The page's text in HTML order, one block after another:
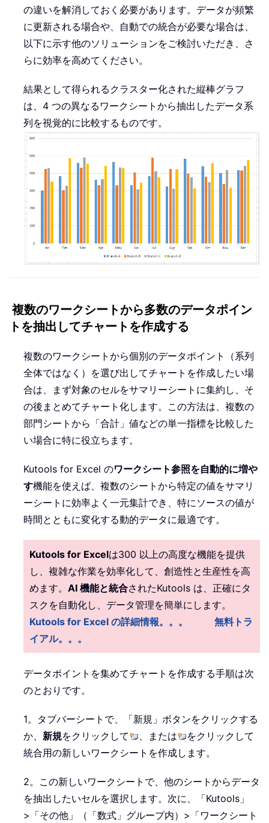
の違いを解消しておく必要があります。データが頻繁
に更新される場合や、自動での統合が必要な場合は、
以下に示す他のソリューションをご検討いただき、さ
らに効率を高めてください。
結果として得られるクラスター化された縦棒グラフ
は、4 つの異なるワークシートから抽出したデータ系
列を視覚的に比較するものです。
複数のワークシートから多数のデータポイン
トを抽出してチャートを作成する
複数のワークシートから個別のデータポイント（系列
全体ではなく）を選び出してチャートを作成したい場
合は、まず対象のセルをサマリーシートに集約し、そ
の後まとめてチャート化します。この方法は、複数の
部門シートから「合計」値などの単一指標を比較した
い場合に特に役立ちます。
Kutools for Excel のワークシート参照を自動的に増や
す機能を使えば、複数のシートから特定の値をサマリ
ーシートに効率よく一元集計でき、特にソースの値が
時間とともに変化する動的データに最適です。
Kutools for Excelは300 以上の高度な機能を提供
し、複雑な作業を効率化して、創造性と生産性を高
めます。 AI 機能と統合されたKutools は、正確にタ
スクを自動化し、データ管理を簡単にします。
Kutools for Excel の詳細情報。。。
無料トラ
イアル。。。
データポイントを集めてチャートを作成する手順は次
のとおりです。
1。タブバーシートで、「新規」ボタンをクリックする
か、 新規をクリックして 、または
をクリックして
統合用の新しいワークシートを作成します。
2。この新しいワークシートで、他のシートからデータ
を抽出したいセルを選択します。次に、「Kutools」
>「その他」（「数式」グループ内）>「ワークシート